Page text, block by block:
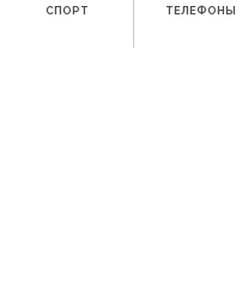
СПОРТ ТЕЛЕФОНЫ